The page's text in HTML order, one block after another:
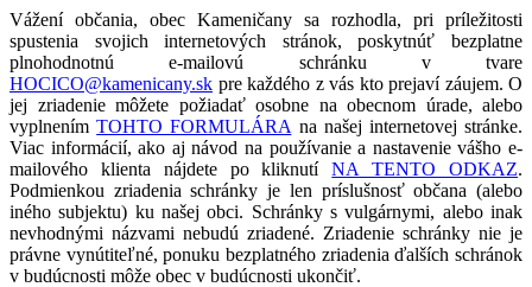
Vážení občania, obec Kameničany sa rozhodla, pri príležitosti
spustenia svojich internetových stránok, poskytnúť bezplatne
plnohodnotnú e-mailovú schránku v tvare
HOCICO@kamenicany.sk pre každého z vás kto prejaví záujem. O
jej zriadenie môžete požiadať osobne na obecnom úrade, alebo
vyplnenímTOHTO FORMULÁRA na našej internetovej stránke.
Viac informácií, ako aj návod na používanie a nastavenie vášho e-
mailového klienta nájdete po kliknutíNA TENTO ODKAZ.
Podmienkou zriadenia schránky je len príslušnosť občana (alebo
iného subjektu) ku našej obci. Schránky s vulgárnymi, alebo inak
nevhodnými názvami nebudú zriadené. Zriadenie schránky nie je
právne vynútiteľné, ponuku bezplatného zriadenia ďalších schránok
v budúcnosti môže obec v budúcnosti ukončiť.